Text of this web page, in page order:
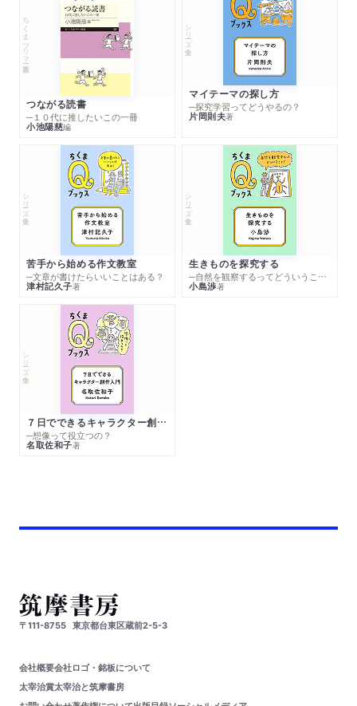
ちくまプリマー新書
つながる読書
─１０代に推したいこの一冊
小池陽慈編
シリーズ・全集
マイテーマの探し方
─探究学習ってどうやるの？
片岡則夫著
シリーズ・全集
苦手から始める作文教室
─文章が書けたらいいことはある？
津村記久子著
シリーズ・全集
生きものを探究する
─自然を観察するってどういうこと？
小島渉著
シリーズ・全集
７日でできるキャラクター創作入門
─想像って役立つの？
名取佐和子著
〒111-8755 東京都台東区蔵前2-5-3
会社概要会社ロゴ・銘板について
太宰治賞太宰治と筑摩書房